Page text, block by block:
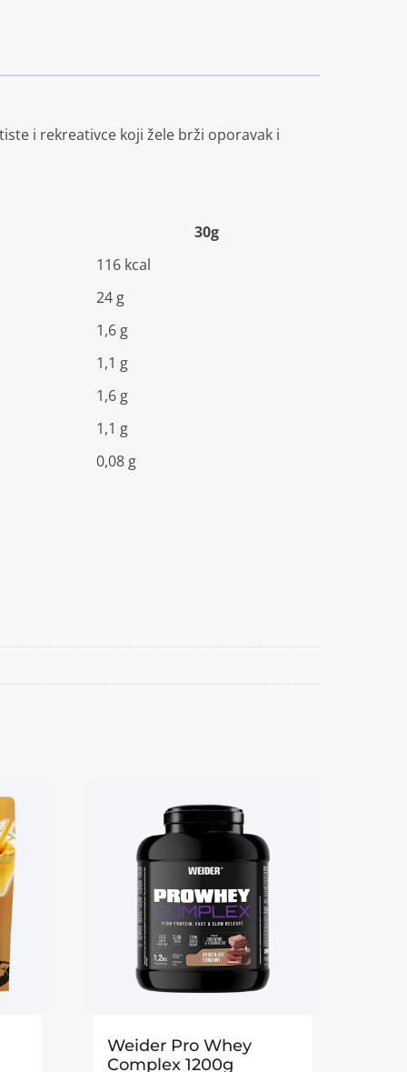
i rekreativce koji žele brži oporavak i
30g
116 kcal
24 g
1,6 g
1,1 g
1,6 g
1,1 g
0,08 g
Weider Pro Whey
Complex 1200g